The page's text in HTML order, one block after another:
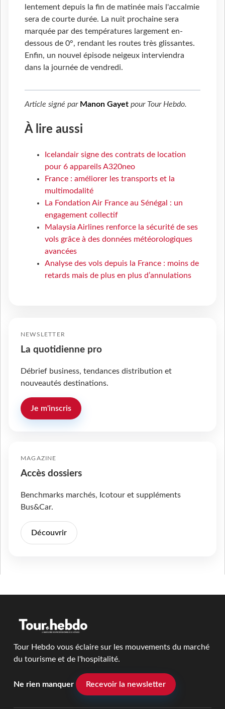
lentement depuis la fin de matinée mais l'accalmie
sera de courte durée. La nuit prochaine sera
marquée par des températures largement en-
dessous de 0°, rendant les routes très glissantes.
Enfin, un nouvel épisode neigeux interviendra
dans la journée de vendredi.
Article signé par Manon Gayet pour Tour Hebdo.
À lire aussi
Icelandair signe des contrats de location
pour 6 appareils A320neo
France : améliorer les transports et la
multimodalité
La Fondation Air France au Sénégal : un
engagement collectif
Malaysia Airlines renforce la sécurité de ses
vols grâce à des données météorologiques
avancées
Analyse des vols depuis la France : moins de
retards mais de plus en plus d’annulations
NEWSLETTER
La quotidienne pro
Débrief business, tendances distribution et
nouveautés destinations.
Je m'inscris
MAGAZINE
Accès dossiers
Benchmarks marchés, Icotour et suppléments
Bus&Car.
Découvrir
Tour Hebdo vous éclaire sur les mouvements du marché
du tourisme et de l'hospitalité.
Ne rien manquer Recevoir la newsletter